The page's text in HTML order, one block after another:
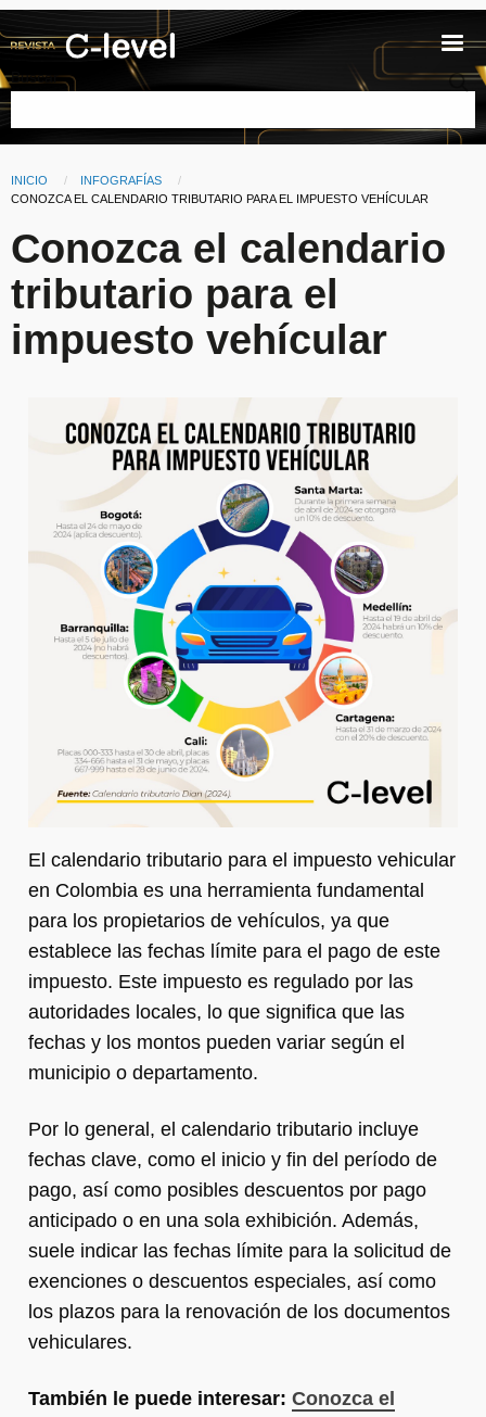
Pasar al contenido principal
Buscar
Ruta de navegación
INICIO
INFOGRAFÍAS
CURRENT:
CONOZCA EL CALENDARIO TRIBUTARIO PARA EL IMPUESTO VEHÍCULAR
Conozca el calendario
tributario para el
impuesto vehícular
El calendario tributario para el impuesto vehicular
en Colombia es una herramienta fundamental
para los propietarios de vehículos, ya que
establece las fechas límite para el pago de este
impuesto. Este impuesto es regulado por las
autoridades locales, lo que significa que las
fechas y los montos pueden variar según el
municipio o departamento.
Por lo general, el calendario tributario incluye
fechas clave, como el inicio y fin del período de
pago, así como posibles descuentos por pago
anticipado o en una sola exhibición. Además,
suele indicar las fechas límite para la solicitud de
exenciones o descuentos especiales, así como
los plazos para la renovación de los documentos
vehiculares.
También le puede interesar: Conozca el